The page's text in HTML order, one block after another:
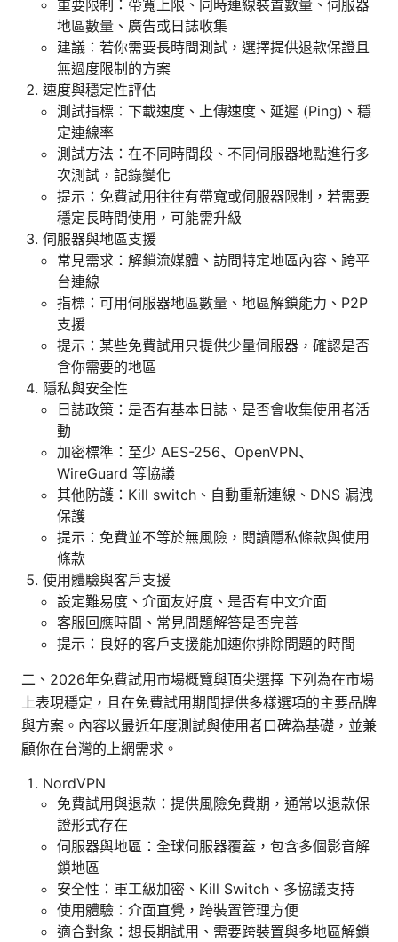
重要限制：帶寬上限、同時連線裝置數量、伺服器
地區數量、廣告或日誌收集
建議：若你需要長時間測試，選擇提供退款保證且
無過度限制的方案
速度與穩定性評估
測試指標：下載速度、上傳速度、延遲 (Ping)、穩
定連線率
測試方法：在不同時間段、不同伺服器地點進行多
次測試，記錄變化
提示：免費試用往往有帶寬或伺服器限制，若需要
穩定長時間使用，可能需升級
伺服器與地區支援
常見需求：解鎖流媒體、訪問特定地區內容、跨平
台連線
指標：可用伺服器地區數量、地區解鎖能力、P2P
支援
提示：某些免費試用只提供少量伺服器，確認是否
含你需要的地區
隱私與安全性
日誌政策：是否有基本日誌、是否會收集使用者活
動
加密標準：至少 AES-256、OpenVPN、
WireGuard 等協議
其他防護：Kill switch、自動重新連線、DNS 漏洩
保護
提示：免費並不等於無風險，閱讀隱私條款與使用
條款
使用體驗與客戶支援
設定難易度、介面友好度、是否有中文介面
客服回應時間、常見問題解答是否完善
提示：良好的客戶支援能加速你排除問題的時間
二、2026年免費試用市場概覽與頂尖選擇 下列為在市場
上表現穩定，且在免費試用期間提供多樣選項的主要品牌
與方案。內容以最近年度測試與使用者口碑為基礎，並兼
顧你在台灣的上網需求。
NordVPN
免費試用與退款：提供風險免費期，通常以退款保
證形式存在
伺服器與地區：全球伺服器覆蓋，包含多個影音解
鎖地區
安全性：軍工級加密、Kill Switch、多協議支持
使用體驗：介面直覺，跨裝置管理方便
適合對象：想長期試用、需要跨裝置與多地區解鎖